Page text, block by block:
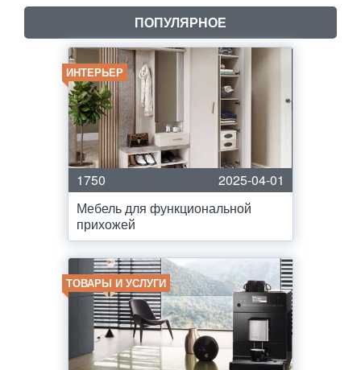
ПОПУЛЯРНОЕ
ИНТЕРЬЕР
1750
2025-04-01
Мебель для функциональной
прихожей
ТОВАРЫ И УСЛУГИ